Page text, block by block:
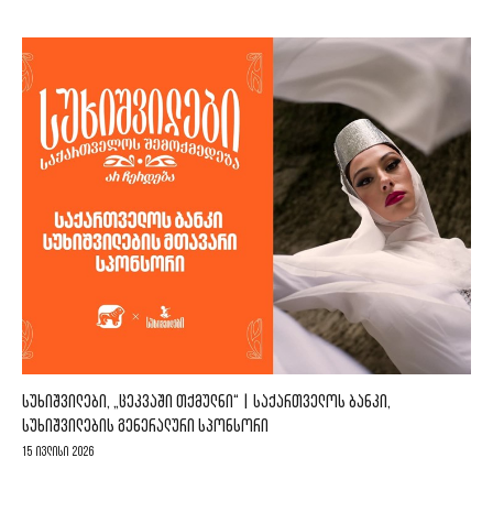
ᲡᲣᲮᲘᲨᲕᲘᲚᲔᲑᲘ, „ᲪᲔᲙᲕᲐᲨᲘ ᲗᲥᲛᲣᲚᲜᲘ“ | ᲡᲐᲥᲐᲠᲗᲕᲔᲚᲝᲡ ᲑᲐᲜᲙᲘ,
ᲡᲣᲮᲘᲨᲕᲘᲚᲔᲑᲘᲡ ᲒᲔᲜᲔᲠᲐᲚᲣᲠᲘ ᲡᲞᲝᲜᲡᲝᲠᲘ
15 ივლისი 2026